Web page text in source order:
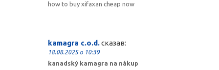
how to buy xifaxan cheap now
kamagra c.o.d.сказав:
18.08.2025 о 10:39
kanadský kamagra na nákup